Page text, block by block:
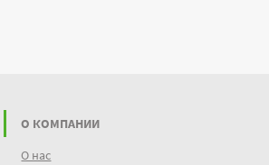
О КОМПАНИИ
О нас